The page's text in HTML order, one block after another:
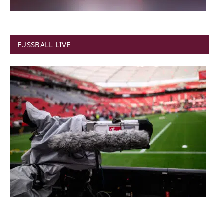
FUSSBALL LIVE